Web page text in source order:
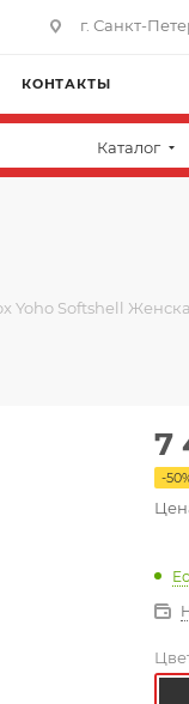
г. Санкт-
КОНТАКТЫ
Каталог
Yoho Softshell
7
-50